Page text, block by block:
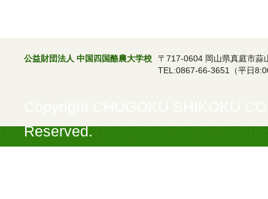
公益財団法人 中国四国酪農大学校
〒717-0604 岡山県真庭市蒜
TEL:0867-66-3651（平日
Reserved.